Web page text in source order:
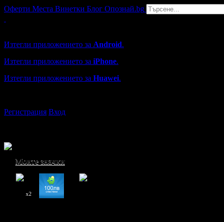
Оферти Места Винетки Блог Опознай.bg
Изтегли приложението за Android.
Изтегли приложението за iPhone.
Изтегли приложението за Huawei.
Регистрация Вход
Моите значки
x2